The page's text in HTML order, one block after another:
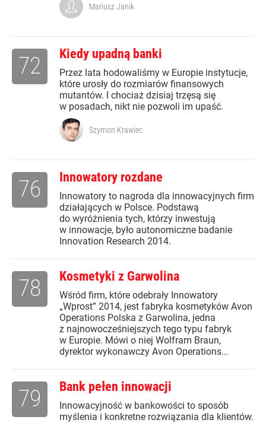
Mariusz Janik
Kiedy upadną banki
Przez lata hodowaliśmy w Europie instytucje,
które urosły do rozmiarów finansowych
mutantów. I chociaż dzisiaj trzęsą się
w posadach, nikt nie pozwoli im upaść.
72
Szymon Krawiec
Innowatory rozdane
Innowatory to nagroda dla innowacyjnych firm
działających w Polsce. Podstawą
do wyróżnienia tych, którzy inwestują
w innowacje, było autonomiczne badanie
Innovation Research 2014.
76
Kosmetyki z Garwolina
Wśród firm, które odebrały Innowatory
„Wprost” 2014, jest fabryka kosmetyków Avon
Operations Polska z Garwolina, jedna
z najnowocześniejszych tego typu fabryk
w Europie. Mówi o niej Wolfram Braun,
dyrektor wykonawczy Avon Operations...
78
Bank pełen innowacji
Innowacyjność w bankowości to sposób
myślenia i konkretne rozwiązania dla klientów.
79